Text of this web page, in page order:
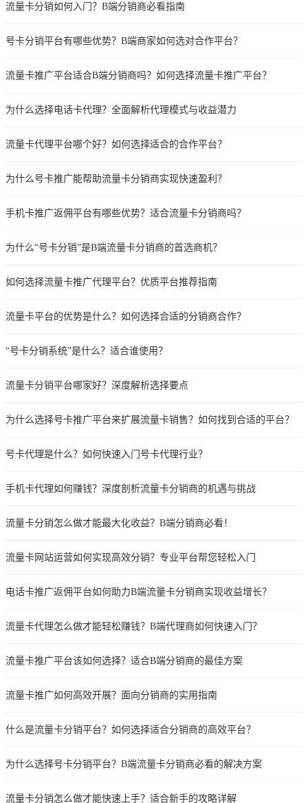
流量卡分销如何入门？B端分销商必看指南
号卡分销平台有哪些优势？B端商家如何选对合作平台？
流量卡推广平台适合B端分销商吗？如何选择流量卡推广平台？
为什么选择电话卡代理？全面解析代理模式与收益潜力
流量卡代理平台哪个好？如何选择适合的合作平台？
为什么号卡推广能帮助流量卡分销商实现快速盈利？
手机卡推广返佣平台有哪些优势？适合流量卡分销商吗？
为什么“号卡分销”是B端流量卡分销商的首选商机？
如何选择流量卡推广代理平台？优质平台推荐指南
流量卡平台的优势是什么？如何选择合适的分销商合作？
“号卡分销系统”是什么？适合谁使用？
流量卡分销平台哪家好？深度解析选择要点
为什么选择号卡推广平台来扩展流量卡销售？如何找到合适的平台？
号卡代理是什么？如何快速入门号卡代理行业？
手机卡代理如何赚钱？深度剖析流量卡分销商的机遇与挑战
流量卡分销怎么做才能最大化收益？B端分销商必看！
流量卡网站运营如何实现高效分销？专业平台帮您轻松入门
电话卡推广返佣平台如何助力B端流量卡分销商实现收益增长？
流量卡代理怎么做才能轻松赚钱？B端代理商如何快速入门？
流量卡推广平台该如何选择？适合B端分销商的最佳方案
流量卡推广如何高效开展？面向分销商的实用指南
什么是流量卡分销平台？如何选择适合分销商的高效平台？
为什么选择号卡分销平台？B端流量卡分销商必看的解决方案
流量卡分销怎么做才能快速上手？适合新手的攻略详解